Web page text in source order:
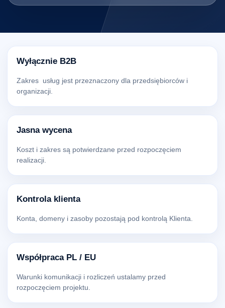
Wyłącznie B2B
Zakres usług jest przeznaczony dla przedsiębiorców i
organizacji.
Jasna wycena
Koszt i zakres są potwierdzane przed rozpoczęciem
realizacji.
Kontrola klienta
Konta, domeny i zasoby pozostają pod kontrolą Klienta.
Współpraca PL / EU
Warunki komunikacji i rozliczeń ustalamy przed
rozpoczęciem projektu.